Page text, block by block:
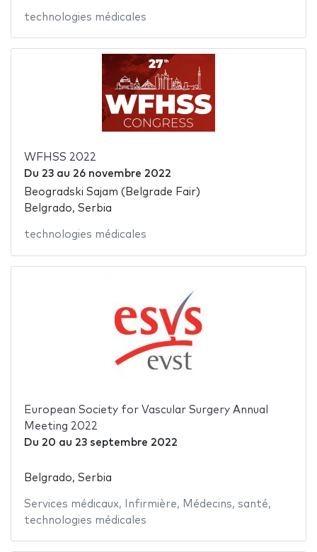
technologies médicales
WFHSS 2022
Du 23au 26 novembre 2022
Beogradski Sajam (Belgrade Fair)
Belgrado, Serbia
technologies médicales
European Society for Vascular Surgery Annual
Meeting 2022
Du 20 au 23 septembre 2022
Belgrado, Serbia
Services médicaux, Infirmière, Médecins, santé,
technologies médicales